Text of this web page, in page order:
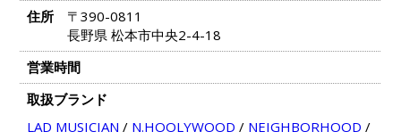
住所
〒390-0811
長野県 松本市中央2-4-18
営業時間
取扱ブランド
LAD MUSICIAN / N.HOOLYWOOD / NEIGHBORHOOD /